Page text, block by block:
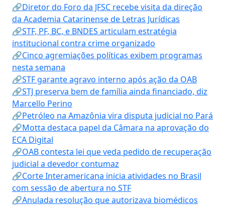
🔗Diretor do Foro da JFSC recebe visita da direção
da Academia Catarinense de Letras Jurídicas
🔗STF, PF, BC, e BNDES articulam estratégia
institucional contra crime organizado
🔗Cinco agremiações políticas exibem programas
nesta semana
🔗STF garante agravo interno após ação da OAB
🔗STJ preserva bem de família ainda financiado, diz
Marcello Perino
🔗Petróleo na Amazônia vira disputa judicial no Pará
🔗Motta destaca papel da Câmara na aprovação do
ECA Digital
🔗OAB contesta lei que veda pedido de recuperação
judicial a devedor contumaz
🔗Corte Interamericana inicia atividades no Brasil
com sessão de abertura no STF
🔗Anulada resolução que autorizava biomédicos